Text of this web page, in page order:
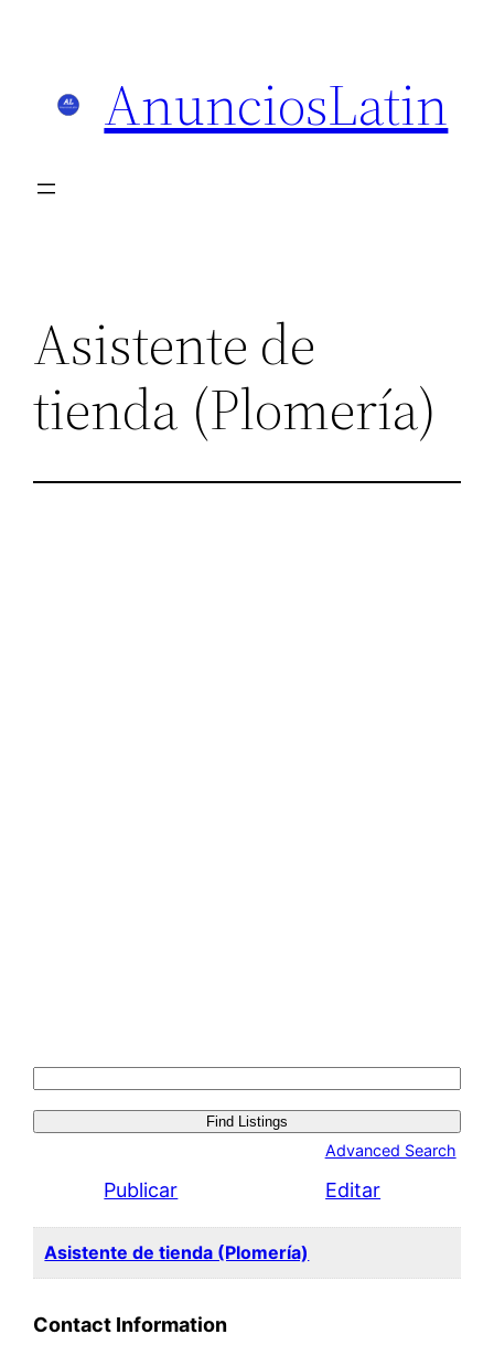
AnunciosLatin
Asistente de
tienda (Plomería)
Search
for:
Advanced Search
Publicar Editar
Asistente de tienda (Plomería)
Contact Information